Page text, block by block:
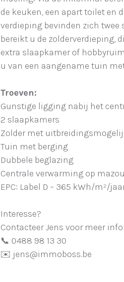
de keuken, een apart toilet en
verdieping bevinden zich twee
bereikt u de zolderverdieping,
extra slaapkamer of
u van een aangename tuin
Troeven:
Gunstige ligging nabij het
2 slaapkamers
Zolder met
Tuin met berging
Dubbele beglazing
Centrale verwarming op
EPC: Label D – 365 kWh/m²/
Interesse?
Contacteer Jens voor meer
📞 0488 98 13 30
✉️ jens@immoboss.be